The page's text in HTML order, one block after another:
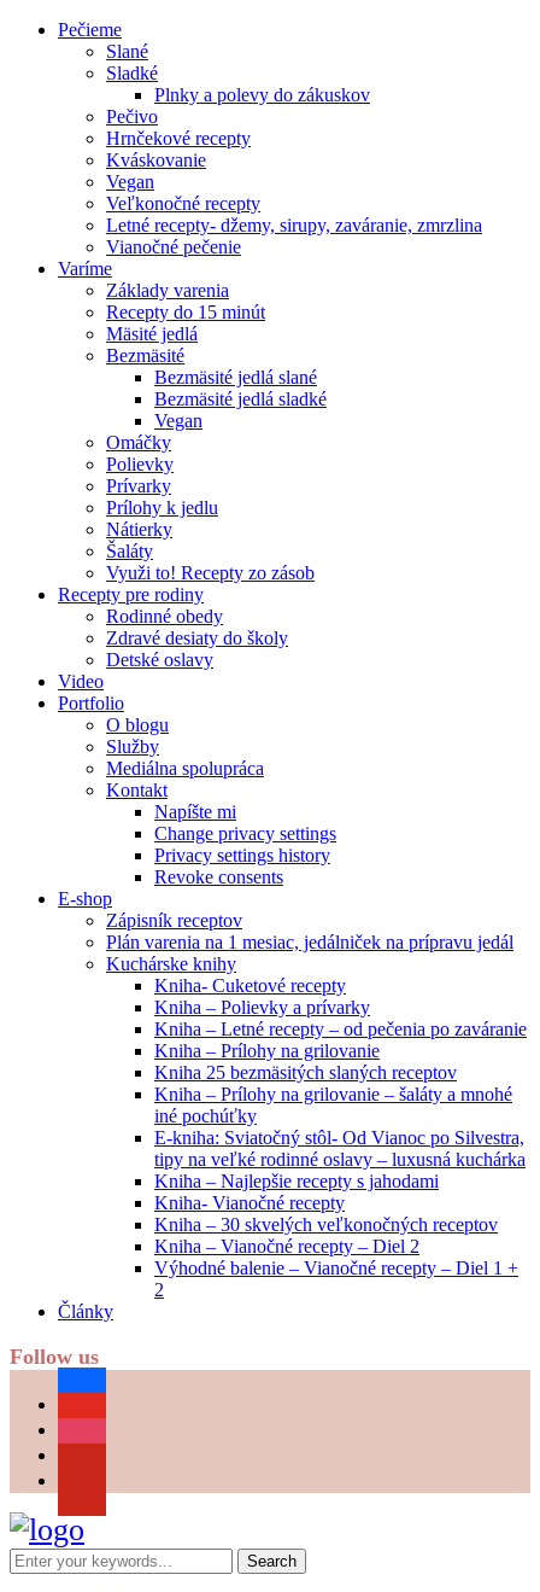
Pečieme
Slané
Sladké
Plnky a polevy do zákuskov
Pečivo
Hrnčekové recepty
Kváskovanie
Vegan
Veľkonočné recepty
Letné recepty- džemy, sirupy, zaváranie, zmrzlina
Vianočné pečenie
Varíme
Základy varenia
Recepty do 15 minút
Mäsité jedlá
Bezmäsité
Bezmäsité jedlá slané
Bezmäsité jedlá sladké
Vegan
Omáčky
Polievky
Prívarky
Prílohy k jedlu
Nátierky
Šaláty
Využi to! Recepty zo zásob
Recepty pre rodiny
Rodinné obedy
Zdravé desiaty do školy
Detské oslavy
Video
Portfolio
O blogu
Služby
Mediálna spolupráca
Kontakt
Napíšte mi
Change privacy settings
Privacy settings history
Revoke consents
E-shop
Zápisník receptov
Plán varenia na 1 mesiac, jedálniček na prípravu jedál
Kuchárske knihy
Kniha- Cuketové recepty
Kniha – Polievky a prívarky
Kniha – Letné recepty – od pečenia po zaváranie
Kniha – Prílohy na grilovanie
Kniha 25 bezmäsitých slaných receptov
Kniha – Prílohy na grilovanie – šaláty a mnohé
iné pochúťky
E-kniha: Sviatočný stôl- Od Vianoc po Silvestra,
tipy na veľké rodinné oslavy – luxusná kuchárka
Kniha – Najlepšie recepty s jahodami
Kniha- Vianočné recepty
Kniha – 30 skvelých veľkonočných receptov
Kniha – Vianočné recepty – Diel 2
Výhodné balenie – Vianočné recepty – Diel 1 +
2
Články
Follow us